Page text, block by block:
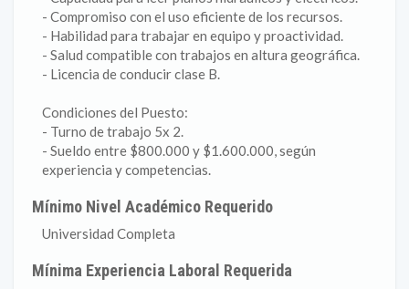
- Compromiso con el uso eficiente de los recursos.
- Habilidad para trabajar en equipo y proactividad.
- Salud compatible con trabajos en altura geográfica.
- Licencia de conducir clase B.
Condiciones del Puesto:
- Turno de trabajo 5x 2.
- Sueldo entre $800.000 y $1.600.000, según
experiencia y competencias.
Mínimo Nivel Académico Requerido
Universidad Completa
Mínima Experiencia Laboral Requerida